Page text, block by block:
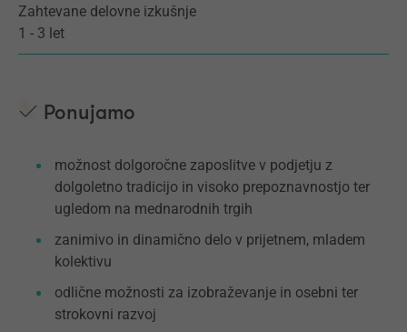
Zahtevane delovne izkušnje
1 - 3 let
Ponujamo
možnost dolgoročne zaposlitve v podjetju z
dolgoletno tradicijo in visoko prepoznavnostjo ter
ugledom na mednarodnih trgih
zanimivo in dinamično delo v prijetnem, mladem
kolektivu
odlične možnosti za izobraževanje in osebni ter
strokovni razvoj